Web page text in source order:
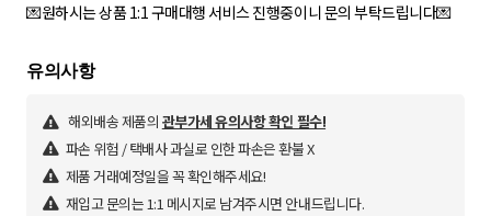
💌원하시는 상품 1:1 구매대행 서비스 진행중이니 문의 부탁드립니다💌
유의사항
해외배송 제품의 관부가세 유의사항 확인 필수!
파손 위험 / 택배사 과실로 인한 파손은 환불 X
제품 거래예정일을 꼭 확인해주세요!
재입고 문의는 1:1 메시지로 남겨주시면 안내드립니다.